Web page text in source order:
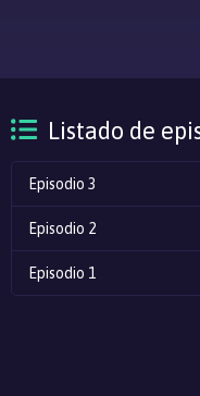
Listado de
Episodio 3
Episodio 2
Episodio 1